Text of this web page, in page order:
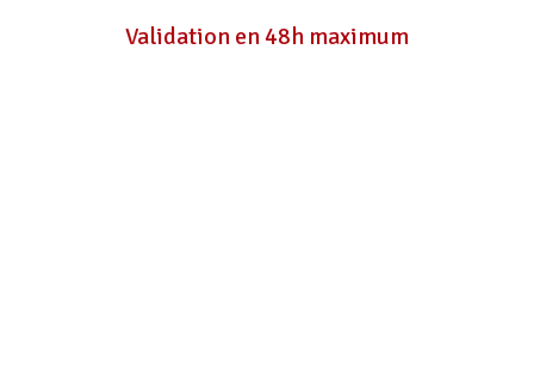
Validation en 48h maximum